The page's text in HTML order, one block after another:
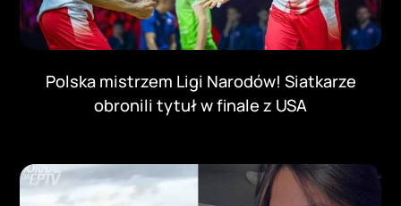
Polska mistrzem Ligi Narodów! Siatkarze
obronili tytuł w finale z USA